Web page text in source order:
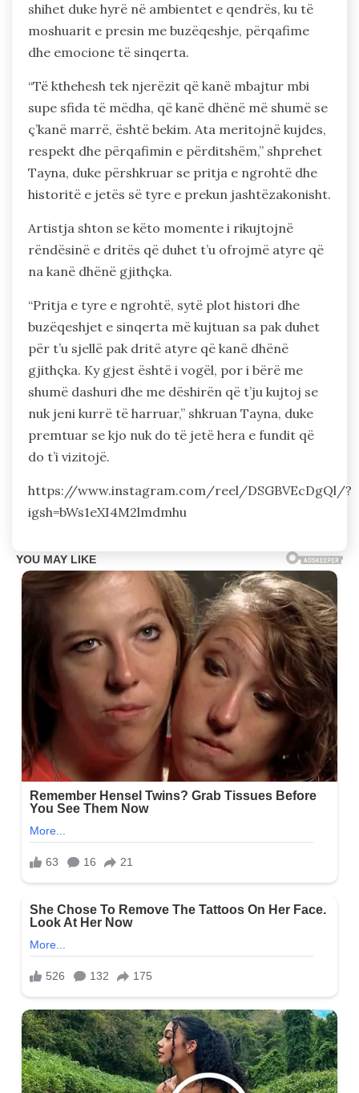
shihet duke hyrë në ambientet e qendrës, ku të
moshuarit e presin me buzëqeshje, përqafime
dhe emocione të sinqerta.
“Të kthehesh tek njerëzit që kanë mbajtur mbi
supe sfida të mëdha, që kanë dhënë më shumë se
ç’kanë marrë, është bekim. Ata meritojnë kujdes,
respekt dhe përqafimin e përditshëm,” shprehet
Tayna, duke përshkruar se pritja e ngrohtë dhe
historitë e jetës së tyre e prekun jashtëzakonisht.
Artistja shton se këto momente i rikujtojnë
rëndësinë e dritës që duhet t’u ofrojmë atyre që
na kanë dhënë gjithçka.
“Pritja e tyre e ngrohtë, sytë plot histori dhe
buzëqeshjet e sinqerta më kujtuan sa pak duhet
për t’u sjellë pak dritë atyre që kanë dhënë
gjithçka. Ky gjest është i vogël, por i bërë me
shumë dashuri dhe me dëshirën që t’ju kujtoj se
nuk jeni kurrë të harruar,” shkruan Tayna, duke
premtuar se kjo nuk do të jetë hera e fundit që
do t’i vizitojë.
https://www.instagram.com/reel/DSGBVEcDgQl/?
igsh=bWs1eXI4M2lmdmhu